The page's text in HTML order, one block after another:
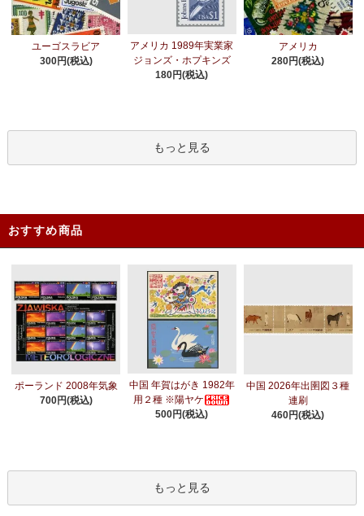
ユーゴスラビア
300円(税込)
アメリカ 1989年実業家
ジョンズ・ホプキンズ
180円(税込)
アメリカ
280円(税込)
もっと見る
おすすめ商品
ポーランド 2008年気象
700円(税込)
中国 年賀はがき 1982年
用２種 ※陽ヤケ
500円(税込)
中国 2026年出圉図３種
連刷
460円(税込)
もっと見る